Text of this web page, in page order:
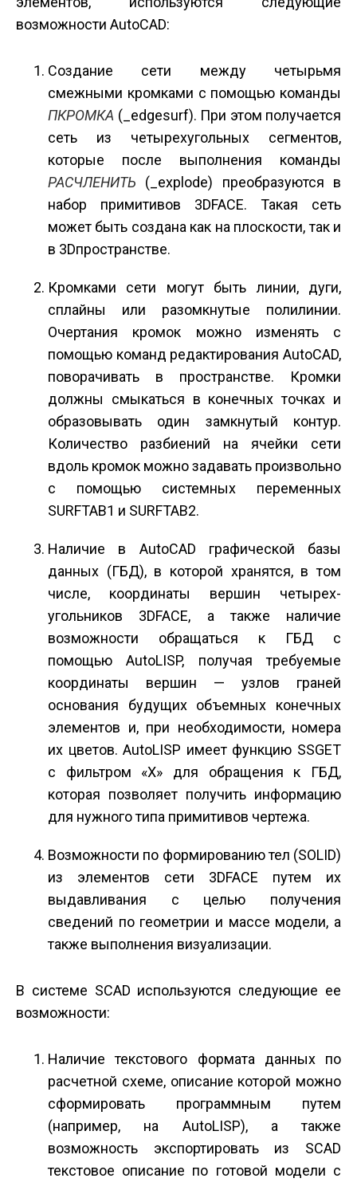
возможности AutoCAD:
Создание сети между четырьмя
смежными кромками с помощью команды
П­КРОМКА (_edgesurf). При этом получается
сеть из четырехугольных сегментов,
которые после выполнения команды
РАСЧЛЕНИТЬ (_explode) преобразуются в
набор примитивов 3DFACE. Такая сеть
может быть создана как на плоскости, так и
в 3D­пространстве.
Кромками сети могут быть линии, дуги,
сплайны или разомкнутые полилинии.
Очертания кромок можно изменять с
помощью команд редактирования AutoCAD,
поворачивать в пространстве. Кромки
должны смыкаться в конечных точках и
образовывать один замкнутый контур.
Количество разбиений на ячейки сети
вдоль кромок можно задавать произвольно
с помощью системных переменных
SURFTAB1 и SURFTAB2.
Наличие в AutoCAD графической базы
данных (ГБД), в которой хранятся, в том
числе, координаты вершин четырех­
угольников 3DFACE, а также наличие
возможности обращаться к ГБД с
помощью AutoLISP, получая требуемые
координаты вершин — узлов граней
основания будущих объемных конечных
элементов и, при необходимости, номера
их цветов. AutoLISP имеет функцию SSGET
с фильтром «X» для обращения к ГБД,
которая позволяет получить информацию
для нужного типа примитивов чертежа.
Возможности по формированию тел (SOLID)
из элементов сети 3DFACE путем их
выдавливания с целью получения
сведений по геометрии и массе модели, а
также выполнения визуализации.
В системе SCAD используются следующие ее
возможности:
Наличие текстового формата данных по
расчетной схеме, описание которой можно
сформировать программным путем
(например, на AutoLISP), а также
возможность экспортировать из SCAD
текстовое описание по готовой модели c